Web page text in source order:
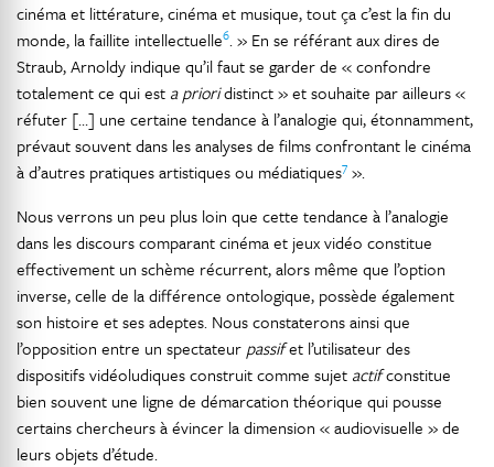
cinéma et littérature, cinéma et musique, tout ça c’est la fin du
monde, la faillite intellectuelle6. » En se référant aux dires de
Straub, Arnoldy indique qu’il faut se garder de « confondre
totalement ce qui est a prioridistinct » et souhaite par ailleurs «
réfuter […] une certaine tendance à l’analogie qui, étonnamment,
prévaut souvent dans les analyses de films confrontant le cinéma
à d’autres pratiques artistiques ou médiatiques7 ».
Nous verrons un peu plus loin que cette tendance à l’analogie
dans les discours comparant cinéma et jeux vidéo constitue
effectivement un schème récurrent, alors même que l’option
inverse, celle de la différence ontologique, possède également
son histoire et ses adeptes. Nous constaterons ainsi que
l’opposition entre un spectateur passifet l’utilisateur des
dispositifs vidéoludiques construit comme sujet actifconstitue
bien souvent une ligne de démarcation théorique qui pousse
certains chercheurs à évincer la dimension « audiovisuelle » de
leurs objets d’étude.